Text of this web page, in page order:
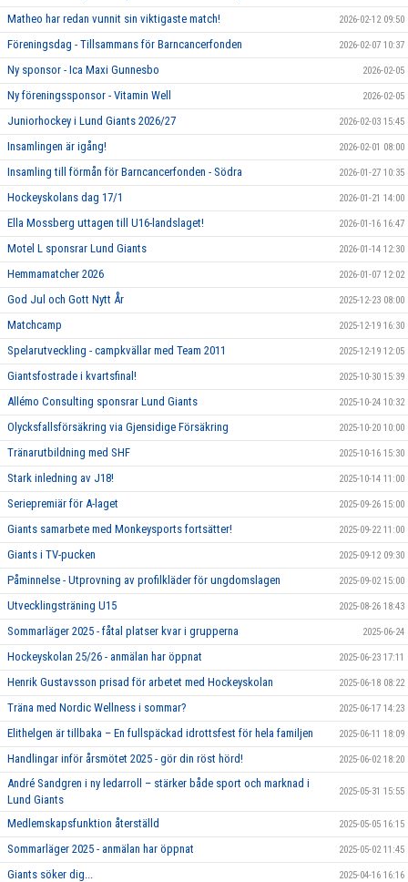
Matheo har redan vunnit sin viktigaste match! 2026-02-12 09:50
Föreningsdag - Tillsammans för Barncancerfonden 2026-02-07 10:37
Ny sponsor - Ica Maxi Gunnesbo 2026-02-05
Ny föreningssponsor - Vitamin Well 2026-02-05
Juniorhockey i Lund Giants 2026/27 2026-02-03 15:45
Insamlingen är igång! 2026-02-01 08:00
Insamling till förmån för Barncancerfonden - Södra 2026-01-27 10:35
Hockeyskolans dag 17/1 2026-01-21 14:00
Ella Mossberg uttagen till U16-landslaget! 2026-01-16 16:47
Motel L sponsrar Lund Giants 2026-01-14 12:30
Hemmamatcher 2026 2026-01-07 12:02
God Jul och Gott Nytt År 2025-12-23 08:00
Matchcamp 2025-12-19 16:30
Spelarutveckling - campkvällar med Team 2011 2025-12-19 12:05
Giantsfostrade i kvartsfinal! 2025-10-30 15:39
Allémo Consulting sponsrar Lund Giants 2025-10-24 10:32
Olycksfallsförsäkring via Gjensidige Försäkring 2025-10-20 10:00
Tränarutbildning med SHF 2025-10-16 15:30
Stark inledning av J18! 2025-10-14 11:00
Seriepremiär för A-laget 2025-09-26 15:00
Giants samarbete med Monkeysports fortsätter! 2025-09-22 11:00
Giants i TV-pucken 2025-09-12 09:30
Påminnelse - Utprovning av profilkläder för ungdomslagen 2025-09-02 15:00
Utvecklingsträning U15 2025-08-26 18:43
Sommarläger 2025 - fåtal platser kvar i grupperna 2025-06-24
Hockeyskolan 25/26 - anmälan har öppnat 2025-06-23 17:11
Henrik Gustavsson prisad för arbetet med Hockeyskolan 2025-06-18 08:22
Träna med Nordic Wellness i sommar? 2025-06-17 14:23
Elithelgen är tillbaka – En fullspäckad idrottsfest för hela familjen 2025-06-11 18:09
Handlingar inför årsmötet 2025 - gör din röst hörd! 2025-06-02 18:20
André Sandgren i ny ledarroll – stärker både sport och marknad i
Lund Giants
2025-05-31 15:55
Medlemskapsfunktion återställd 2025-05-05 16:15
Sommarläger 2025 - anmälan har öppnat 2025-05-02 11:45
Giants söker dig... 2025-04-16 16:16